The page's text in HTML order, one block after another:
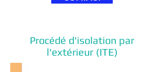
Procédé d'isolation par
l'extérieur (ITE)